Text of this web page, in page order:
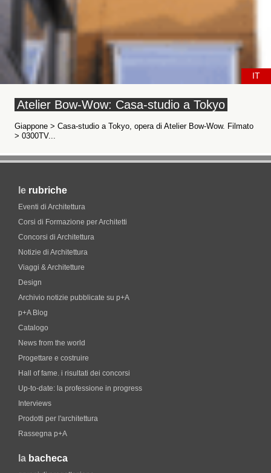
IT
Atelier Bow-Wow: Casa-studio a Tokyo
Giappone > Casa-studio a Tokyo, opera di Atelier Bow-Wow. Filmato
> 0300TV...
le rubriche
Eventi di Architettura
Corsi di Formazione per Architetti
Concorsi di Architettura
Notizie di Architettura
Viaggi & Architetture
Design
Archivio notizie pubblicate su p+A
p+A Blog
Catalogo
News from the world
Progettare e costruire
Hall of fame. i risultati dei concorsi
Up-to-date: la professione in progress
Interviews
Prodotti per l'architettura
Rassegna p+A
la bacheca